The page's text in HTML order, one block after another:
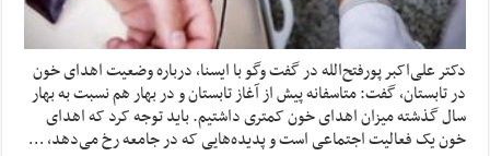
دکتر علی‌اکبر پورفتح‌الله در گفت وگو با ایسنا، درباره وضعیت اهدای خون
در تابستان، گفت: متاسفانه پیش از آغاز تابستان و در بهار هم نسبت به بهار
سال گذشته میزان اهدای خون کمتری داشتیم. باید توجه کرد که اهدای
خون یک فعالیت اجتماعی است و پدیده‌هایی که در جامعه رخ می‌دهد، …